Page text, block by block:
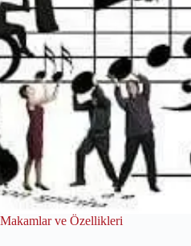
Makamlar ve Özellikleri